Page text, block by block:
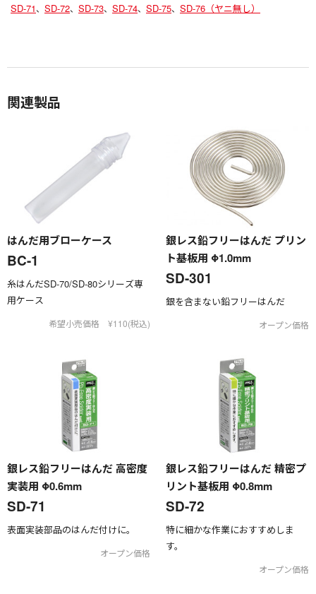
SD-71、 SD-72、 SD-73、 SD-74、 SD-75、 SD-76（ヤニ無し）
関連製品
はんだ用ブローケース
BC-1
糸はんだSD-70/SD-80シリーズ専
用ケース
希望小売価格 ¥110(税込)
銀レス鉛フリーはんだ プリン
ト基板用 Φ1.0mm
SD-301
銀を含まない鉛フリーはんだ
オープン価格
銀レス鉛フリーはんだ 高密度
実装用 Φ0.6mm
SD-71
表面実装部品のはんだ付けに。
オープン価格
銀レス鉛フリーはんだ 精密プ
リント基板用 Φ0.8mm
SD-72
特に細かな作業におすすめしま
す。
オープン価格